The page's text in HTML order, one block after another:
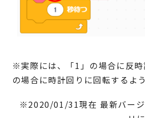
※実際には、「1」の場合に反
の場合に時計回りに回転するよう
※2020/01/31現在 最新バー